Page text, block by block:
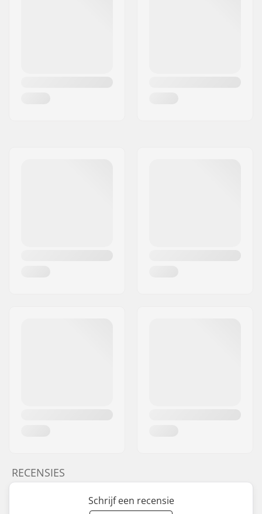
RECENSIES
Schrijf een recensie